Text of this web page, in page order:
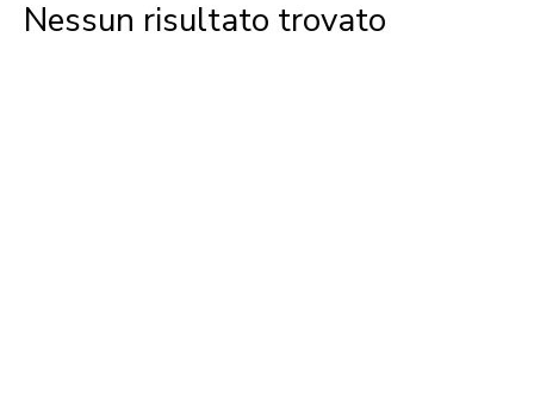
Nessun risultato trovato